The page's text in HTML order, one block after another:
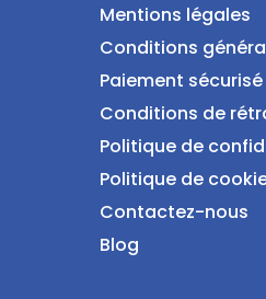
Mentions légales
Conditions
Paiement sécurisé
Conditions de
Politique de
Politique de
Contactez-nous
Blog